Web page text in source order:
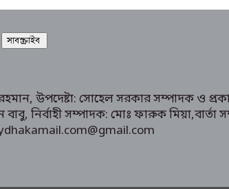
রহমান, উপদেষ্টা: সোহেল সরকার সম্পাদক ও
বাবু, নির্বাহী সম্পাদক: মোঃ ফারুক